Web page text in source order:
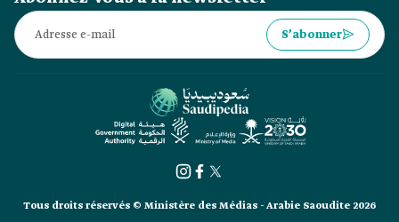
S’abonner
Tous droits réservés © Ministère des Médias - Arabie Saoudite 2026